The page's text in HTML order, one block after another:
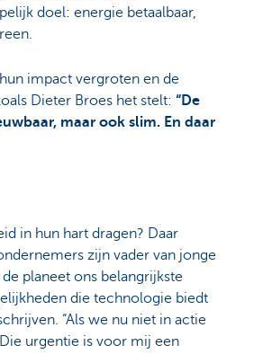
doel: energie betaalbaar,
impact vergroten en de
Dieter Broes het stelt: “De
maar ook slim. En daar
in hun hart dragen? Daar
zijn vader van jonge
planeet ons belangrijkste
die technologie biedt
“Als we nu niet in actie
urgentie is voor mij een